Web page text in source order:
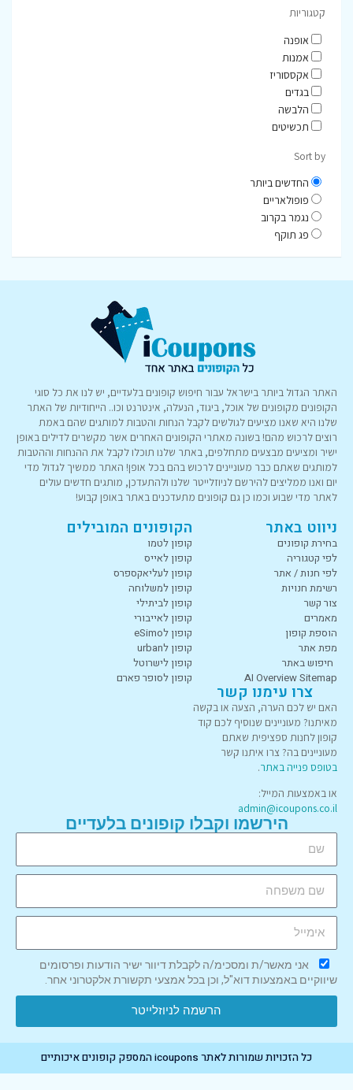
קטגוריות
אופנה
אמנות
אקססוריז
בגדים
הלבשה
תכשיטים
Sort by
החדשים ביותר
פופולאריים
נגמר בקרוב
פג תוקף
האתר הגדול ביותר בישראל עבור חיפוש קופונים בלעדיים, יש לנו את כל סוגי
הקופונים מקופונים של אוכל, ביגוד, הנעלה, אינטרנט וכו.. הייחודיות של האתר
שלנו היא שאנו מציעים לגולשים לקבל הנחות והטבות למותגים שהם באמת
רוצים לרכוש מהם! בשונה מאתרי הקופונים האחרים אשר מקשרים לדילים באופן
ישיר ומציעים מבצעים מתחלפים, באתר שלנו תוכלו לקבל את ההנחות וההטבות
למותגים שאתם כבר מעוניינים לרכוש בהם בכל אופן! האתר ממשיך לגדול מדי
יום ואנו ממליצים להירשם לניוזלייטר שלנו ולהתעדכן, מותגים חדשים עולים
לאתר מדי שבוע וכמו כן גם קופונים מתעדכנים באתר באופן קבוע!
ניווט באתר
בחירת קופונים
לפי קטגוריה
לפי חנות / אתר
רשימת חנויות
צור קשר
מאמרים
הוספת קופון
מפת אתר
חיפוש באתר
AI Overview Sitemap
הקופונים המובילים
קופון לטמו
קופון לאייס
קופון לעליאקספרס
קופון למשלוחה
קופון לביתילי
קופון לאייבורי
קופון לeSimo
קופון לurban
קופון לישרוטל
קופון לסופר פארם
צרו עימנו קשר
האם יש לכם הערה, הצעה או בקשה
מאיתנו? מעוניינים שנוסיף לכם קוד
קופון לחנות ספציפית שאתם
מעוניינים בה? צרו איתנו קשר
בטופס פנייה באתר.
או באמצעות המייל:
admin@icoupons.co.il
הירשמו וקבלו קופונים בלעדיים
אני מאשר/ת ומסכימ/ה לקבלת דיוור ישיר הודעות ופרסומים
שיווקיים באמצעות דוא"ל, וכן בכל אמצעי תקשורת אלקטרוני אחר.
הרשמה לניוזלייטר
כל הזכויות שמורות לאתר icoupons המספק קופונים איכותיים